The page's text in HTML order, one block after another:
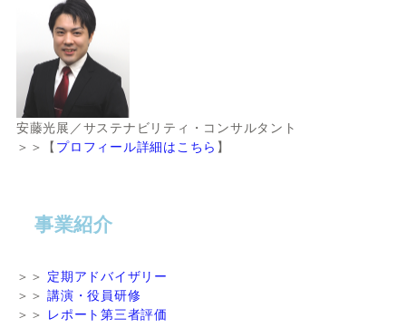
安藤光展／サステナビリティ・コンサルタント
＞＞【 プロフィール詳細はこちら 】
事業紹介
＞＞ 定期アドバイザリー
＞＞講演・役員研修
＞＞ レポート第三者評価